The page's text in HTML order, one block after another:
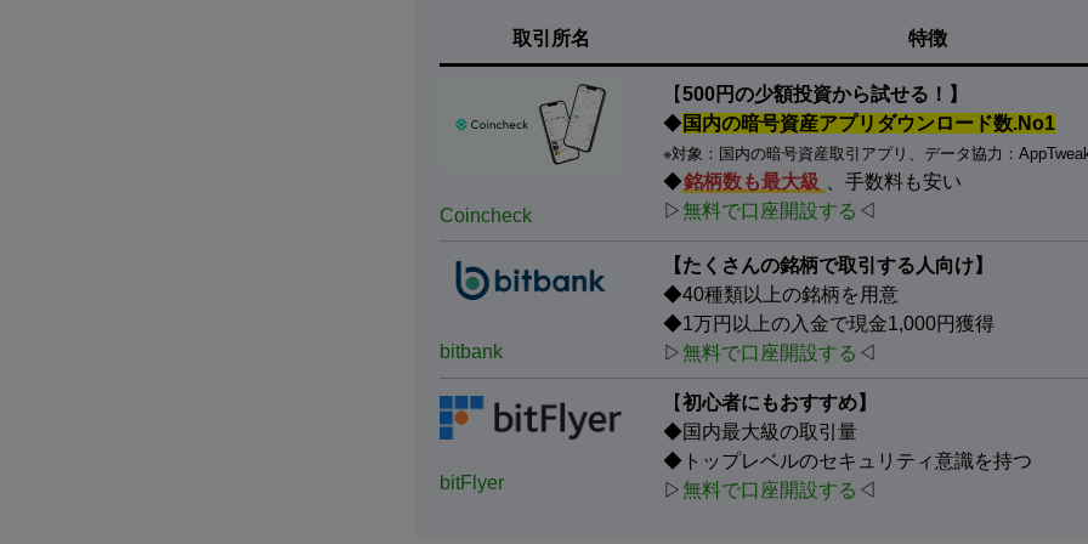
取引所名 特徴
Coincheck
【500円の少額投資から試せる！】
◆国内の暗号資産アプリダウンロード数.No1
※対象：国内の暗号資産取引アプリ、データ協力：
◆銘柄数も最大級
、手数料も安い
▷無料で口座開設する ◁
bitbank
【たくさんの銘柄で取引する人向け】
◆40種類以上の銘柄を用意
◆1万円以上の入金で現金1,000円獲得
▷無料で口座開設する ◁
bitFlyer
【初心者にもおすすめ】
◆国内最大級の取引量
◆トップレベルのセキュリティ意識を持つ
▷無料で口座開設する ◁